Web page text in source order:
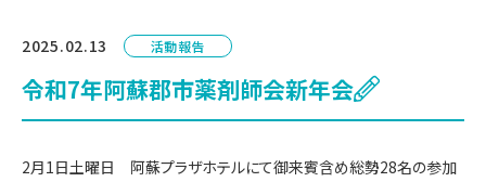
2025.02.13 活動報告
令和7年阿蘇郡市薬剤師会新年会
2月1日土曜日 阿蘇プラザホテルにて御来賓含め総勢28名の参加